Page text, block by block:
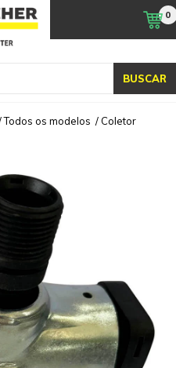
BUSCAR
0
Todos os modelos / Coletor